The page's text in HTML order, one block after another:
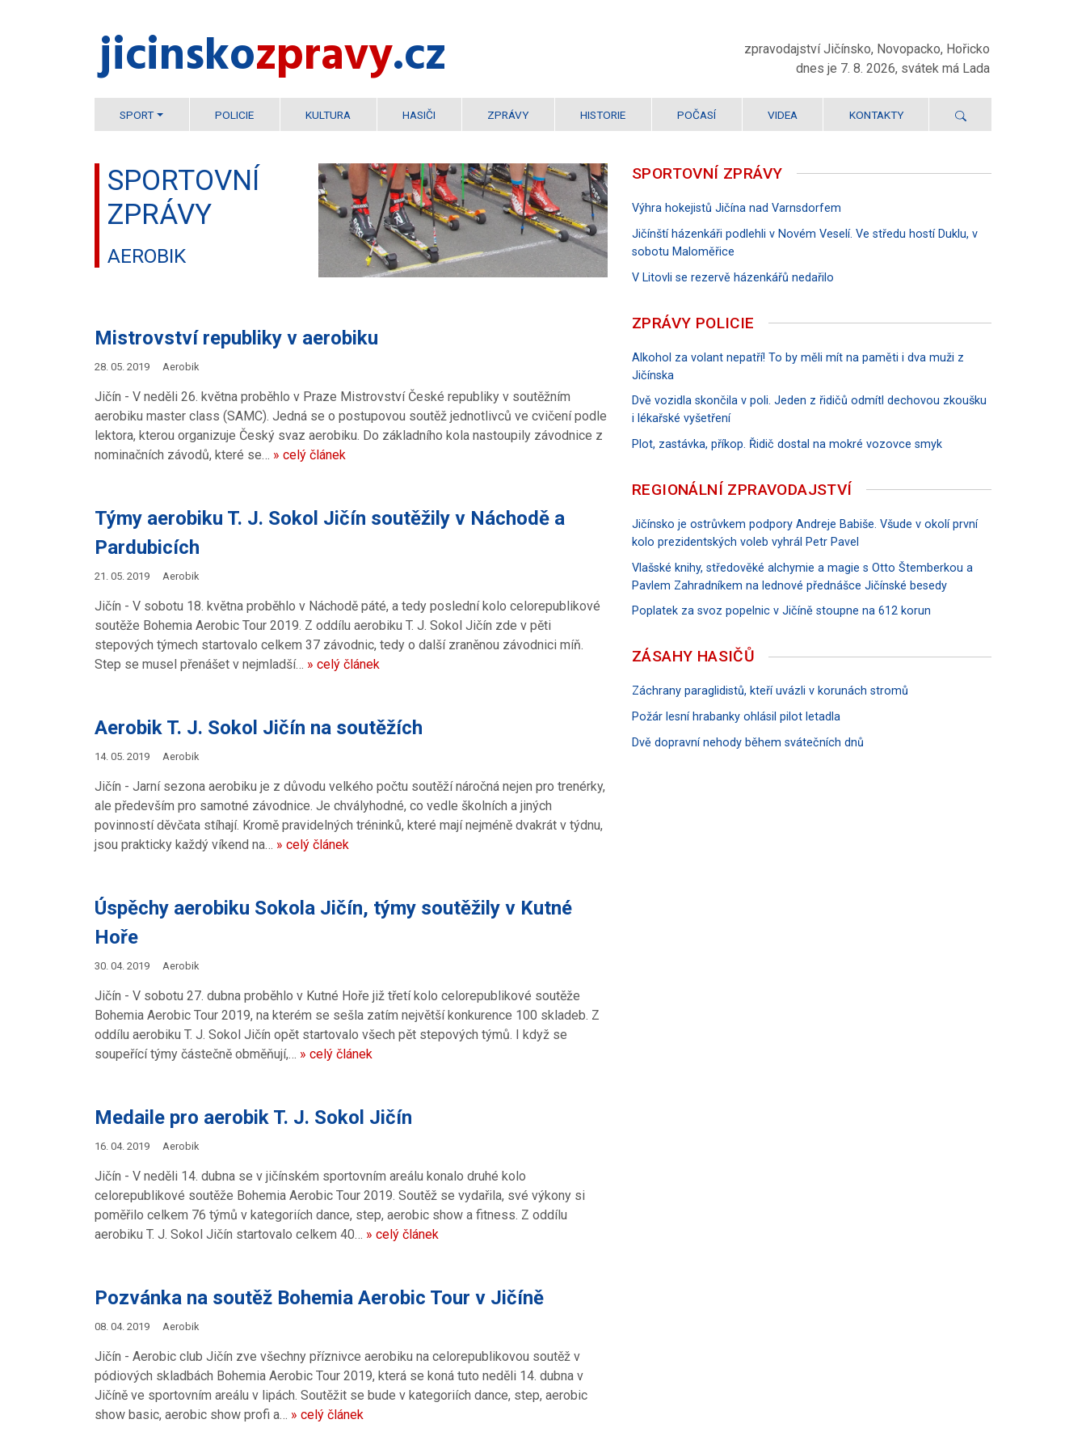
jicinsko​zpravy.cz
zpravodajství Jičínsko, Novopacko, Hořicko
dnes je 7. 8. 2026, svátek má Lada
SPORT POLICIE KULTURA HASIČI ZPRÁVY HISTORIE POČASÍ VIDEA KONTAKTY
SPORTOVNÍ
ZPRÁVY
AEROBIK
Mistrovství republiky v aerobiku
28. 05. 2019 Aerobik
Jičín - V neděli 26. května proběhlo v Praze Mistrovství České republiky v soutěžním
aerobiku master class (SAMC). Jedná se o postupovou soutěž jednotlivců ve cvičení podle
lektora, kterou organizuje Český svaz aerobiku. Do základního kola nastoupily závodnice z
nominačních závodů, které se… » celý článek
Týmy aerobiku T. J. Sokol Jičín soutěžily v Náchodě a
Pardubicích
21. 05. 2019 Aerobik
Jičín - V sobotu 18. května proběhlo v Náchodě páté, a tedy poslední kolo celorepublikové
soutěže Bohemia Aerobic Tour 2019. Z oddílu aerobiku T. J. Sokol Jičín zde v pěti
stepových týmech startovalo celkem 37 závodnic, tedy o další zraněnou závodnici míň.
Step se musel přenášet v nejmladší… » celý článek
Aerobik T. J. Sokol Jičín na soutěžích
14. 05. 2019 Aerobik
Jičín - Jarní sezona aerobiku je z důvodu velkého počtu soutěží náročná nejen pro trenérky,
ale především pro samotné závodnice. Je chvályhodné, co vedle školních a jiných
povinností děvčata stíhají. Kromě pravidelných tréninků, které mají nejméně dvakrát v týdnu,
jsou prakticky každý víkend na… » celý článek
Úspěchy aerobiku Sokola Jičín, týmy soutěžily v Kutné
Hoře
30. 04. 2019 Aerobik
Jičín - V sobotu 27. dubna proběhlo v Kutné Hoře již třetí kolo celorepublikové soutěže
Bohemia Aerobic Tour 2019, na kterém se sešla zatím největší konkurence 100 skladeb. Z
oddílu aerobiku T. J. Sokol Jičín opět startovalo všech pět stepových týmů. I když se
soupeřící týmy částečně obměňují,… » celý článek
Medaile pro aerobik T. J. Sokol Jičín
16. 04. 2019 Aerobik
Jičín - V neděli 14. dubna se v jičínském sportovním areálu konalo druhé kolo
celorepublikové soutěže Bohemia Aerobic Tour 2019. Soutěž se vydařila, své výkony si
poměřilo celkem 76 týmů v kategoriích dance, step, aerobic show a fitness. Z oddílu
aerobiku T. J. Sokol Jičín startovalo celkem 40… » celý článek
Pozvánka na soutěž Bohemia Aerobic Tour v Jičíně
08. 04. 2019 Aerobik
Jičín - Aerobic club Jičín zve všechny příznivce aerobiku na celorepublikovou soutěž v
pódiových skladbách Bohemia Aerobic Tour 2019, která se koná tuto neděli 14. dubna v
Jičíně ve sportovním areálu v lipách. Soutěžit se bude v kategoriích dance, step, aerobic
show basic, aerobic show profi a… » celý článek
SPORTOVNÍ ZPRÁVY
Výhra hokejistů Jičína nad Varnsdorfem
Jičínští házenkáři podlehli v Novém Veselí. Ve středu hostí Duklu, v
sobotu Maloměřice
V Litovli se rezervě házenkářů nedařilo
ZPRÁVY POLICIE
Alkohol za volant nepatří! To by měli mít na paměti i dva muži z
Jičínska
Dvě vozidla skončila v poli. Jeden z řidičů odmítl dechovou zkoušku
i lékařské vyšetření
Plot, zastávka, příkop. Řidič dostal na mokré vozovce smyk
REGIONÁLNÍ ZPRAVODAJSTVÍ
Jičínsko je ostrůvkem podpory Andreje Babiše. Všude v okolí první
kolo prezidentských voleb vyhrál Petr Pavel
Vlašské knihy, středověké alchymie a magie s Otto Štemberkou a
Pavlem Zahradníkem na lednové přednášce Jičínské besedy
Poplatek za svoz popelnic v Jičíně stoupne na 612 korun
ZÁSAHY HASIČŮ
Záchrany paraglidistů, kteří uvázli v korunách stromů
Požár lesní hrabanky ohlásil pilot letadla
Dvě dopravní nehody během svátečních dnů